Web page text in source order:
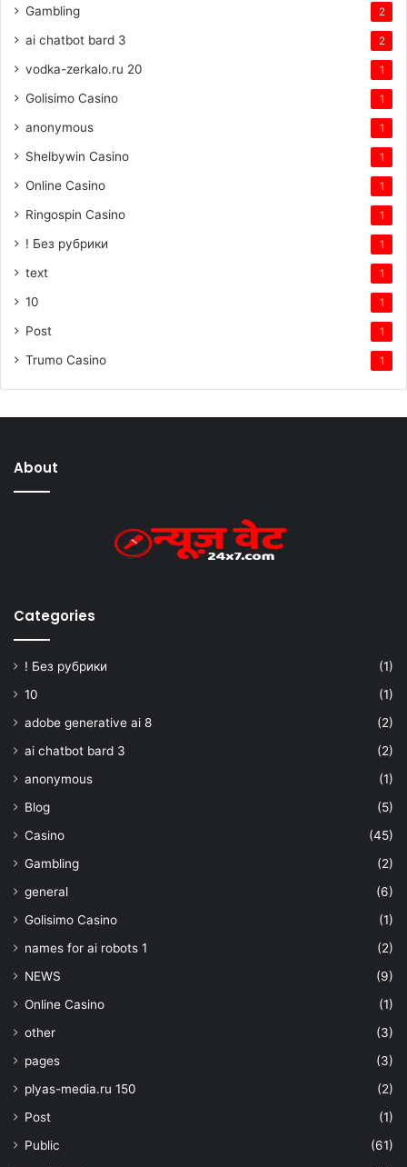
Gambling 2
ai chatbot bard 3 2
vodka-zerkalo.ru 20 1
Golisimo Casino 1
anonymous 1
Shelbywin Casino 1
Online Casino 1
Ringospin Casino 1
! Без рубрики 1
text 1
10 1
Post 1
Trumo Casino 1
About
Categories
! Без рубрики
(1)
10
(1)
adobe generative ai 8
(2)
ai chatbot bard 3
(2)
anonymous
(1)
Blog
(5)
Casino
(45)
Gambling
(2)
general
(6)
Golisimo Casino
(1)
names for ai robots 1
(2)
NEWS
(9)
Online Casino
(1)
other
(3)
pages
(3)
plyas-media.ru 150
(2)
Post
(1)
Public
(61)